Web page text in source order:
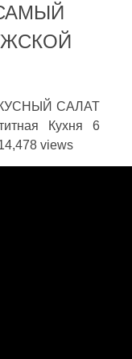
САМЫЙ
САЛАТ
Кухня 6
views